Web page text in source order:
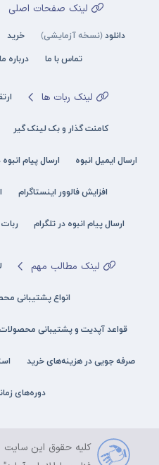
لینک صفحات اصلی
دانلود(نسخه آزمایشی) خرید
تماس با ما
درباره ما
لینک ربات ها
کامنت گذار و بک لینک گیر
ارسال ایمیل انبوه ارسال پیام
افزایش فالوور اینستاگرام
ارسال پیام انبوه در تلگرام
لینک مطالب مهم
انواع پشتیبانی
قواعد آپدیت و پشتیبانی محصولات
صرفه جویی در هزینه‌های خرید
دوره‌های
کلیه حقوق این سایت